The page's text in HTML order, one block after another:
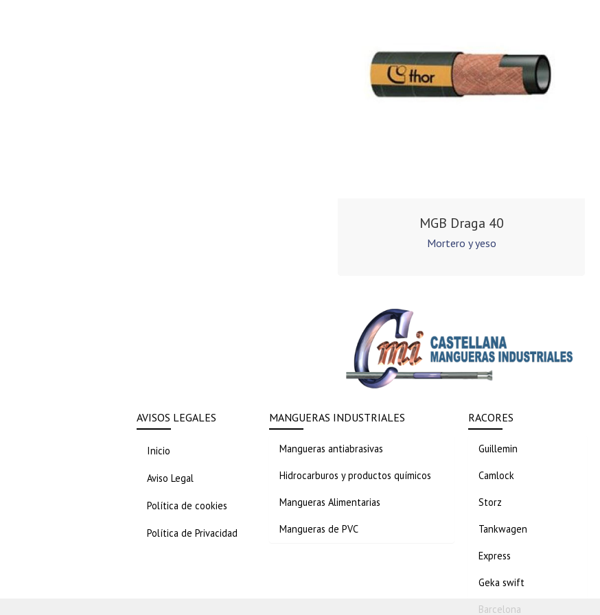
MGB Draga 40
Mortero y yeso
AVISOS LEGALES
Inicio
Aviso Legal
Política de cookies
Política de Privacidad
MANGUERAS INDUSTRIALES
Mangueras antiabrasivas
Hidrocarburos y productos químicos
Mangueras Alimentarias
Mangueras de PVC
RACORES
Guillemin
Camlock
Storz
Tankwagen
Express
Geka swift
Barcelona